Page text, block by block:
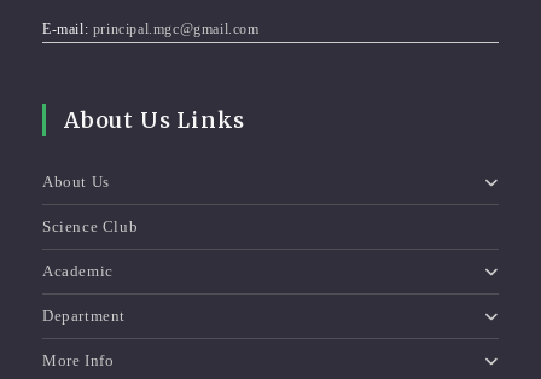
E-mail: principal.mgc@gmail.com
About Us Links
About Us
Science Club
Academic
Department
More Info